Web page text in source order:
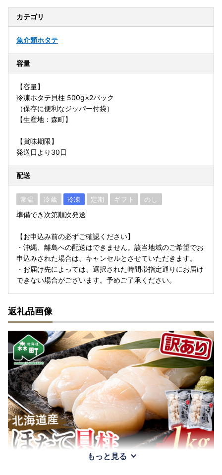
カテゴリ
魚介類ホタテ
容量
【容量】
冷凍ホタテ貝柱 500g×2パック
（保存に便利なジッパー付袋）
【生産地：森町】
【賞味期限】
発送日より30日
配送
常温 冷蔵 冷凍 定期 ギフト のし
準備でき次第順次発送
【お申込み前の必ずご確認ください】
・沖縄、離島への配送はできません。該当地域のご希望でお
申込みされた場合は、キャンセルとさせていただきます。
・お届け先によっては、選択された時間帯指定通りにお届け
できない場合がございます。予めご了承ください。
返礼品画像
もっと見る